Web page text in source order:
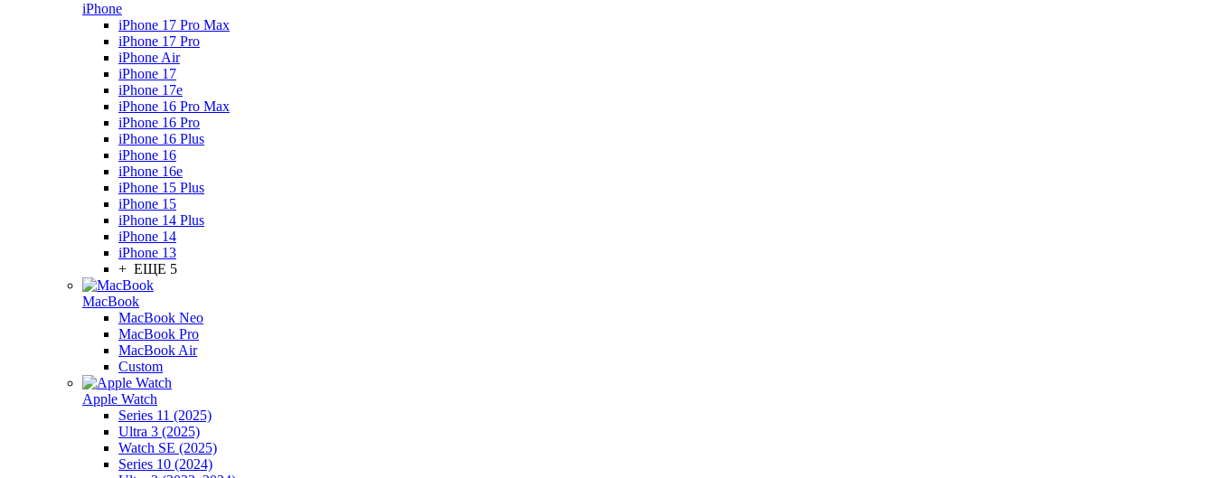
iPhone
iPhone 17 Pro Max
iPhone 17 Pro
iPhone Air
iPhone 17
iPhone 17e
iPhone 16 Pro Max
iPhone 16 Pro
iPhone 16 Plus
iPhone 16
iPhone 16e
iPhone 15 Plus
iPhone 15
iPhone 14 Plus
iPhone 14
iPhone 13
+ ЕЩЕ 5
MacBook
MacBook Neo
MacBook Pro
MacBook Air
Custom
Apple Watch
Series 11 (2025)
Ultra 3 (2025)
Watch SE (2025)
Series 10 (2024)